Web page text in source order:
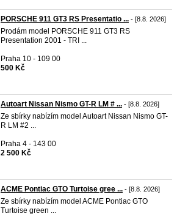
PORSCHE 911 GT3 RS Presentatio ... - [8.8. 2026]
Prodám model PORSCHE 911 GT3 RS
Presentation 2001 - TRI ...
Praha 10 - 109 00
500 Kč
Autoart Nissan Nismo GT-R LM # ... - [8.8. 2026]
Ze sbírky nabízím model Autoart Nissan Nismo GT-
R LM #2 ...
Praha 4 - 143 00
2 500 Kč
ACME Pontiac GTO Turtoise gree ... - [8.8. 2026]
Ze sbírky nabízím model ACME Pontiac GTO
Turtoise green ...